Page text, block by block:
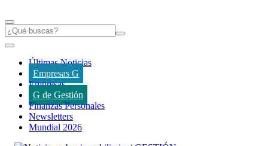
Últimas Noticias
Empresas G
Empresas
G de Gestión
Finanzas Personales
Newsletters
Mundial 2026